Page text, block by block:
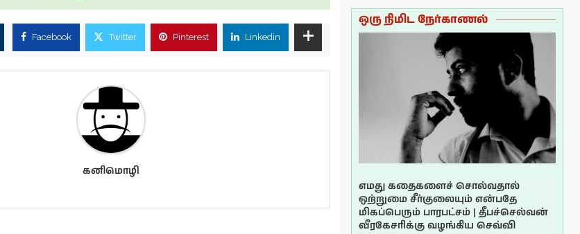
Facebook Twitter Pinterest Linkedin
கனிமொழி
ஒரு நிமிட நேர்காணல்
எமது கதைகளைச் சொல்வதால்
ஒற்றுமை சீர்குலையும் என்பதே
மிகப்பெரும் பாரபட்சம் | தீபச்செல்வன்
வீரகேசரிக்கு வழங்கிய செவ்வி